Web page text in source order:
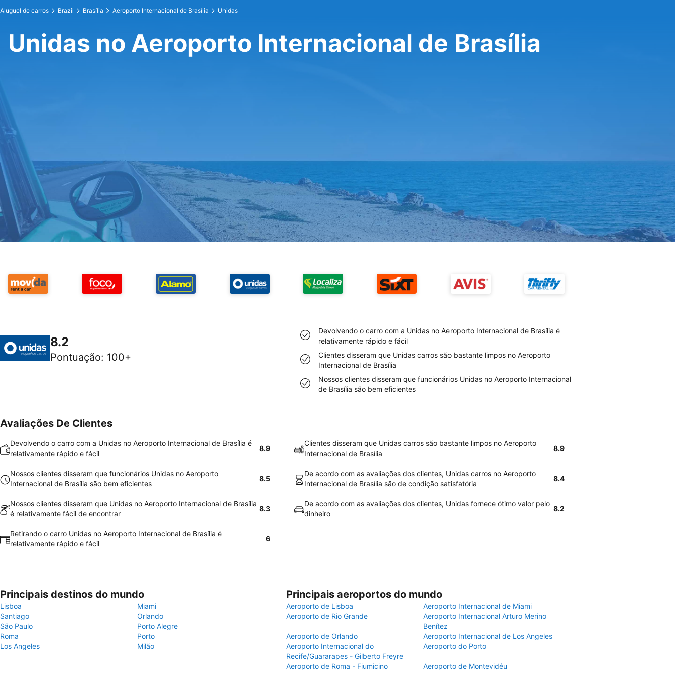
Aluguel de carros Brazil Brasília Aeroporto Internacional de Brasília Unidas
Unidas no Aeroporto Internacional de Brasília
8.2
Pontuação: 100+
Devolvendo o carro com a Unidas no Aeroporto Internacional de Brasília é
relativamente rápido e fácil
Clientes disseram que Unidas carros são bastante limpos no Aeroporto
Internacional de Brasília
Nossos clientes disseram que funcionários Unidas no Aeroporto Internacional
de Brasília são bem eficientes
Avaliações De Clientes
Devolvendo o carro com a Unidas no Aeroporto Internacional de Brasília é
relativamente rápido e fácil
8.9
Clientes disseram que Unidas carros são bastante limpos no Aeroporto
Internacional de Brasília
8.9
Nossos clientes disseram que funcionários Unidas no Aeroporto
Internacional de Brasília são bem eficientes
8.5
De acordo com as avaliações dos clientes, Unidas carros no Aeroporto
Internacional de Brasília são de condição satisfatória
8.4
Nossos clientes disseram que Unidas no Aeroporto Internacional de Brasília
é relativamente fácil de encontrar
8.3
De acordo com as avaliações dos clientes, Unidas fornece ótimo valor pelo
dinheiro
8.2
Retirando o carro Unidas no Aeroporto Internacional de Brasília é
relativamente rápido e fácil
6
Principais destinos do mundo
Lisboa
Miami
Santiago
Orlando
São Paulo
Porto Alegre
Roma
Porto
Los Angeles
Milão
Principais aeroportos do mundo
Aeroporto de Lisboa
Aeroporto Internacional de Miami
Aeroporto de Rio Grande
Aeroporto Internacional Arturo Merino
Benítez
Aeroporto de Orlando
Aeroporto Internacional de Los Angeles
Aeroporto Internacional do
Recife/Guararapes - Gilberto Freyre
Aeroporto do Porto
Aeroporto de Roma - Fiumicino Aeroporto de Montevidéu